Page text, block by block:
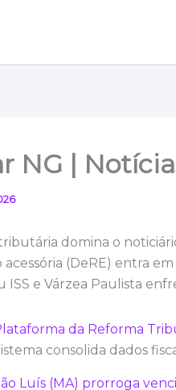
NG |
domina o
acessória (DeRE) entra
ISS e Várzea Paulista
da Reforma
consolida dados
Luís (MA) prorroga